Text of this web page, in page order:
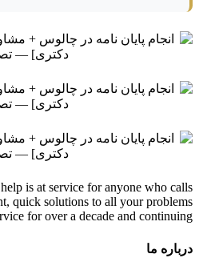
is at service for anyone who calls
quick solutions to all your problems
for over a decade and continuing
درباره ما